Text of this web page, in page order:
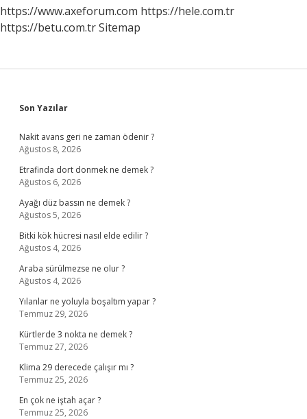
https://www.axeforum.com https://hele.com.tr
https://betu.com.trSitemap
Sidebar
Son Yazılar
Nakit avans geri ne zaman ödenir ?
Ağustos 8, 2026
Etrafinda dort donmek ne demek ?
Ağustos 6, 2026
Ayağı düz bassın ne demek ?
Ağustos 5, 2026
Bitki kök hücresi nasıl elde edilir ?
Ağustos 4, 2026
Araba sürülmezse ne olur ?
Ağustos 4, 2026
Yılanlar ne yoluyla boşaltım yapar ?
Temmuz 29, 2026
Kürtlerde 3 nokta ne demek ?
Temmuz 27, 2026
Klima 29 derecede çalışır mı ?
Temmuz 25, 2026
En çok ne iştah açar ?
Temmuz 25, 2026